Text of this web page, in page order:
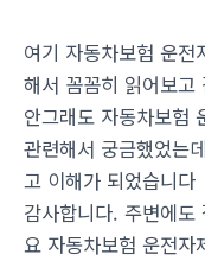
여기 자동차보험 운
해서 꼼꼼히 읽어보고
안그래도 자동차보험
관련해서 궁금했었는
고 이해가 되었습니다
감사합니다. 주변에
요 자동차보험 운전자